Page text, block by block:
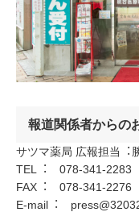
報道関係者からの
サツマ薬局 広報担当︓
TEL︓ 078-341-2283
FAX︓ 078-341-2276
E-mail︓